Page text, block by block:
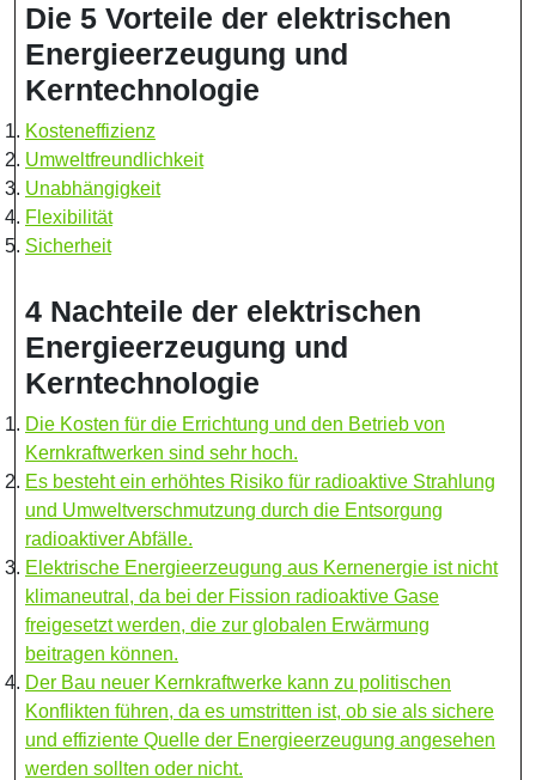
Die 5 Vorteile der elektrischen
Energieerzeugung und
Kerntechnologie
Kosteneffizienz
Umweltfreundlichkeit
Unabhängigkeit
Flexibilität
Sicherheit
4 Nachteile der elektrischen
Energieerzeugung und
Kerntechnologie
Die Kosten für die Errichtung und den Betrieb von
Kernkraftwerken sind sehr hoch.
Es besteht ein erhöhtes Risiko für radioaktive Strahlung
und Umweltverschmutzung durch die Entsorgung
radioaktiver Abfälle.
Elektrische Energieerzeugung aus Kernenergie ist nicht
klimaneutral, da bei der Fission radioaktive Gase
freigesetzt werden, die zur globalen Erwärmung
beitragen können.
Der Bau neuer Kernkraftwerke kann zu politischen
Konflikten führen, da es umstritten ist, ob sie als sichere
und effiziente Quelle der Energieerzeugung angesehen
werden sollten oder nicht.